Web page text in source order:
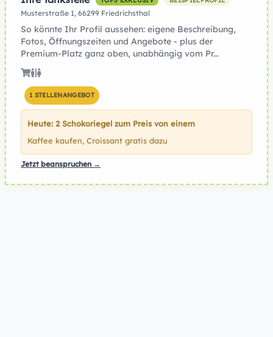
Musterstraße 1, 66299 Friedrichsthal
So könnte Ihr Profil aussehen: eigene Beschreibung,
Fotos, Öffnungszeiten und Angebote - plus der
Premium-Platz ganz oben, unabhängig vom Pr...
1 STELLENANGEBOT
Heute: 2 Schokoriegel zum Preis von einem
Kaffee kaufen, Croissant gratis dazu
Jetzt beanspruchen →